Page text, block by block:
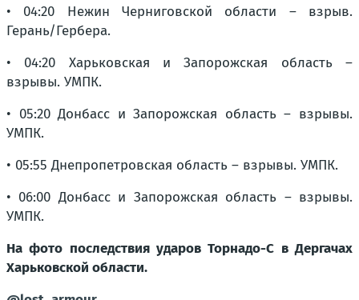
• 04:20 Нежин Черниговской области – взрыв.
Герань/Гербера.
• 04:20 Харьковская и Запорожская область –
взрывы. УМПК.
• 05:20 Донбасс и Запорожская область – взрывы.
УМПК.
• 05:55 Днепропетровская область – взрывы. УМПК.
• 06:00 Донбасс и Запорожская область – взрывы.
УМПК.
На фото последствия ударов Торнадо-С в Дергачах
Харьковской области.